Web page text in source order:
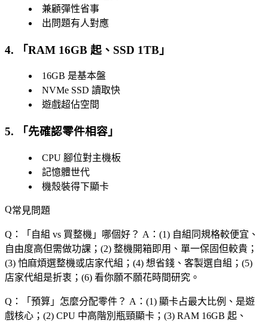
兼顧彈性省事
出問題有人對應
4. 「RAM 16GB 起、SSD 1TB 」
16GB 是基本盤
NVMe SSD 讀取快
遊戲超佔空間
5. 「 先確認零件相容 」
CPU 腳位對主機板
記憶體世代
機殼裝得下顯卡
常見問題
Q：「 自組 vs 買整機 」哪個好？ A：(1) 自組同規格較便宜、
自由度高但需做功課；(2) 整機開箱即用、單一保固但較貴；
(3) 怕麻煩選整機或店家代組；(4) 想省錢、客製選自組；(5)
店家代組是折衷；(6) 看你願不願花時間研究。
Q：「 預算 」怎麼分配零件？ A：(1) 顯卡占最大比例、是遊
戲核心；(2) CPU 中高階別瓶頸顯卡；(3) RAM 16GB 起、